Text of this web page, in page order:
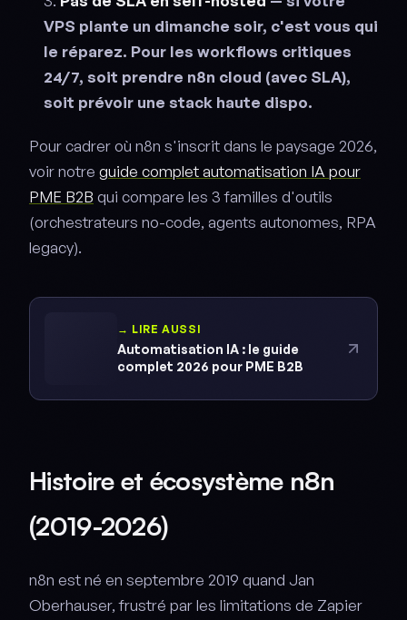
VPS plante un dimanche soir, c'est vous qui
le réparez. Pour les workflows critiques
24/7, soit prendre n8n cloud (avec SLA),
soit prévoir une stack haute dispo.
Pour cadrer où n8n s'inscrit dans le paysage 2026,
voir notre guide complet automatisation IA pour
PME B2B qui compare les 3 familles d'outils
(orchestrateurs no-code, agents autonomes, RPA
legacy).
→ LIRE AUSSI
Automatisation IA : le guide
complet 2026 pour PME B2B
Histoire et écosystème n8n
(2019-2026)
n8n est né en septembre 2019 quand Jan
Oberhauser, frustré par les limitations de Zapier